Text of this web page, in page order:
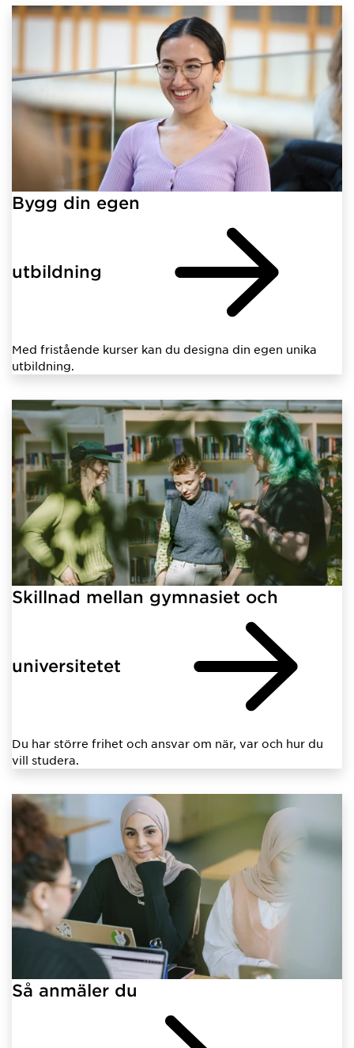
Bygg din egen
utbildning
Med fristående kurser kan du designa din egen unika
utbildning.
Skillnad mellan gymnasiet och
universitetet
Du har större frihet och ansvar om när, var och hur du
vill studera.
Så anmäler du